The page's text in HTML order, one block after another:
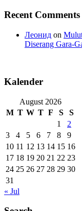
Recent Comments
Леонид on
Diserang Gara-
Kalender
August 2026
M T W T F S
S
1
2
3
4 5 6 7 8
9
10 11 12 13 14 15 16
17 18 19 20 21 22 23
24 25 26 27 28 29 30
31
« Jul